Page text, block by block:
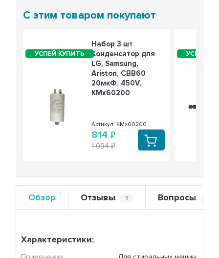
С этим товаром покупают
Набор 3 шт
Конденсатор для
LG, Samsung,
Ariston, СВВ60
20мкФ, 450V,
KMх60200
Артикул: KMх60200
814
1 094
Обзор Отзывы 1 Вопросы
Характеристики: